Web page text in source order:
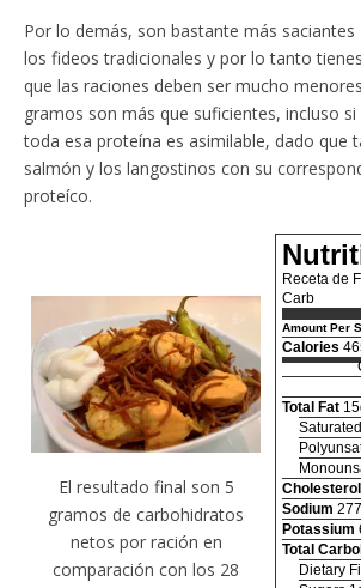
Por lo demás, son bastante más
los fideos tradicionales y por lo tanto
que las raciones deben ser mucho menores
gramos son más que suficientes, incluso
toda esa proteína es asimilable, dado que
salmón y los langostinos con su
proteíco.
Receta de
Carb
Amount Per
Calories
Total Fat
Cholesterol
Sodium
Potassium
Total
Dietary
El resultado final son 5
gramos de carbohidratos
netos por ración en
comparación con los 28